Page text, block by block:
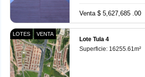
Venta $ 5,627,685 .00
LOTES VENTA
Lote Tula 4
Superficie: 16255.61 m²